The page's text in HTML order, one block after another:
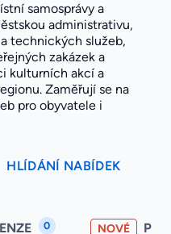
samosprávy a
administrativu,
technických služeb,
zakázek a
kulturních akcí a
Zaměřují se na
pro obyvatele i
HLÍDÁNÍ NABÍDEK
0 NOVÉ